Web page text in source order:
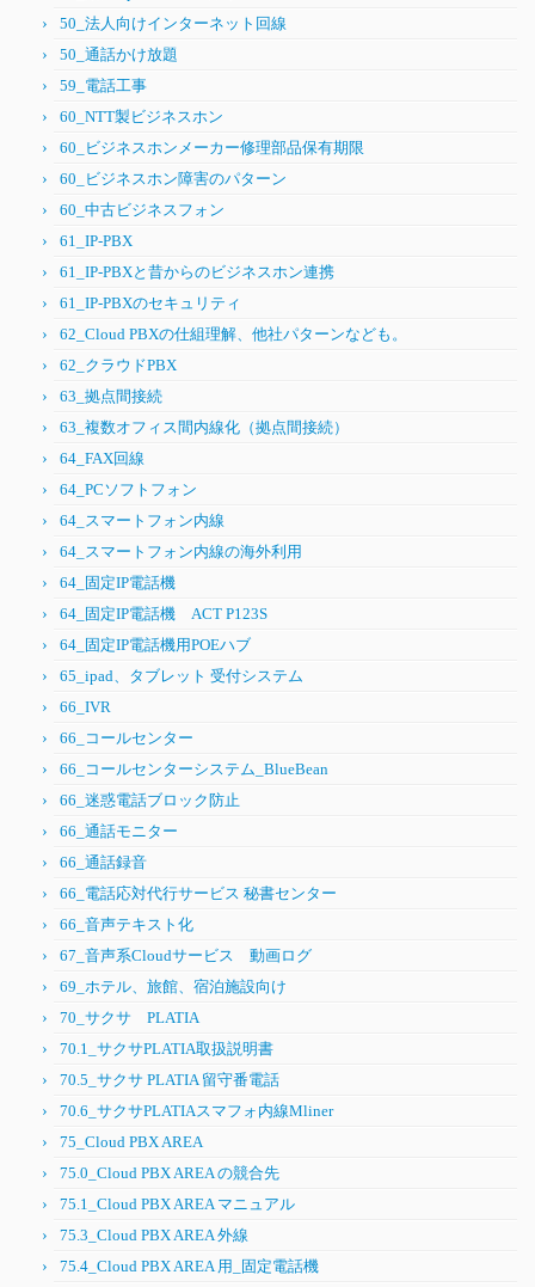
50_法人向けインターネット回線
50_通話かけ放題
59_電話工事
60_NTT製ビジネスホン
60_ビジネスホンメーカー修理部品保有期限
60_ビジネスホン障害のパターン
60_中古ビジネスフォン
61_IP-PBX
61_IP-PBXと昔からのビジネスホン連携
61_IP-PBXのセキュリティ
62_Cloud PBXの仕組理解、他社パターンなども。
62_クラウドPBX
63_拠点間接続
63_複数オフィス間内線化（拠点間接続）
64_FAX回線
64_PCソフトフォン
64_スマートフォン内線
64_スマートフォン内線の海外利用
64_固定IP電話機
64_固定IP電話機 ACT P123S
64_固定IP電話機用POEハブ
65_ipad、タブレット 受付システム
66_IVR
66_コールセンター
66_コールセンターシステム_BlueBean
66_迷惑電話ブロック防止
66_通話モニター
66_通話録音
66_電話応対代行サービス 秘書センター
66_音声テキスト化
67_音声系Cloudサービス 動画ログ
69_ホテル、旅館、宿泊施設向け
70_サクサ PLATIA
70.1_サクサPLATIA取扱説明書
70.5_サクサ PLATIA 留守番電話
70.6_サクサPLATIAスマフォ内線Mliner
75_Cloud PBX AREA
75.0_Cloud PBX AREA の競合先
75.1_Cloud PBX AREA マニュアル
75.3_Cloud PBX AREA 外線
75.4_Cloud PBX AREA 用_固定電話機